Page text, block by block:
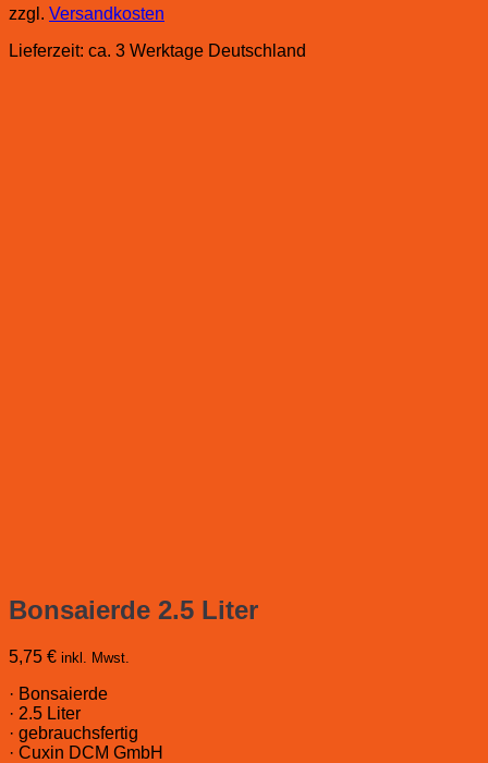
zzgl. Versandkosten
Lieferzeit: ca. 3 Werktage Deutschland
Bonsaierde 2.5 Liter
5,75 € inkl. Mwst.
· Bonsaierde
· 2.5 Liter
· gebrauchsfertig
· Cuxin DCM GmbH